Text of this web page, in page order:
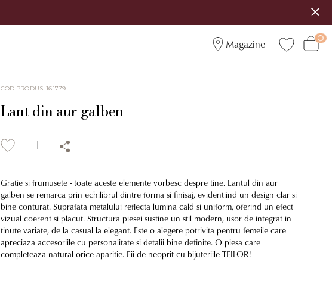
Magazine
COD PRODUS:161779
Lant din aur galben
Gratie si frumusete - toate aceste elemente vorbesc despre tine. Lantul din aur
galben se remarca prin echilibrul dintre forma si finisaj, evidentiind un design clar si
bine conturat. Suprafata metalului reflecta lumina cald si uniform, oferind un efect
vizual coerent si placut. Structura piesei sustine un stil modern, usor de integrat in
tinute variate, de la casual la elegant. Este o alegere potrivita pentru femeile care
apreciaza accesoriile cu personalitate si detalii bine definite. O piesa care
completeaza natural orice aparitie. Fii de neoprit cu bijuteriile TEILOR!